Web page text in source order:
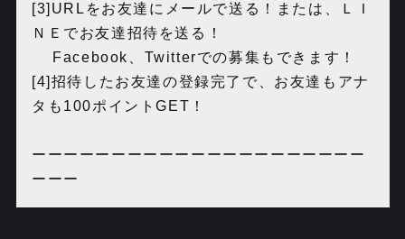
[3]URLをお友達にメールで送る！または、ＬＩ
ＮＥでお友達招待を送る！
Facebook、Twitterでの募集もできます！
[4]招待したお友達の登録完了で、お友達もアナ
タも100ポイントGET！
ーーーーーーーーーーーーーーーーーーーーー
ーーー